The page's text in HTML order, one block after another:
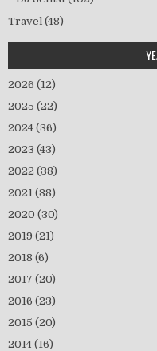
Travel (48)
2026 (12)
2025 (22)
2024 (36)
2023 (43)
2022 (38)
2021 (38)
2020 (30)
2019 (21)
2018 (6)
2017 (20)
2016 (23)
2015 (20)
2014 (16)